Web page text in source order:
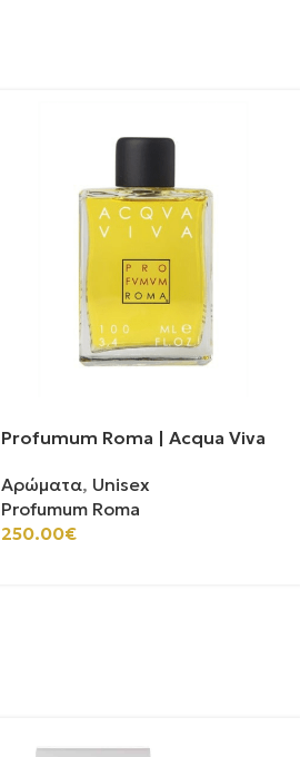
Profumum Roma | Acqua Viva
Αρώματα, Unisex
Profumum Roma
250.00€